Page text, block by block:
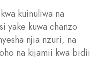
kuinuliwa na
yake kuwa chanzo
njia nzuri, na
na kijamii kwa bidii